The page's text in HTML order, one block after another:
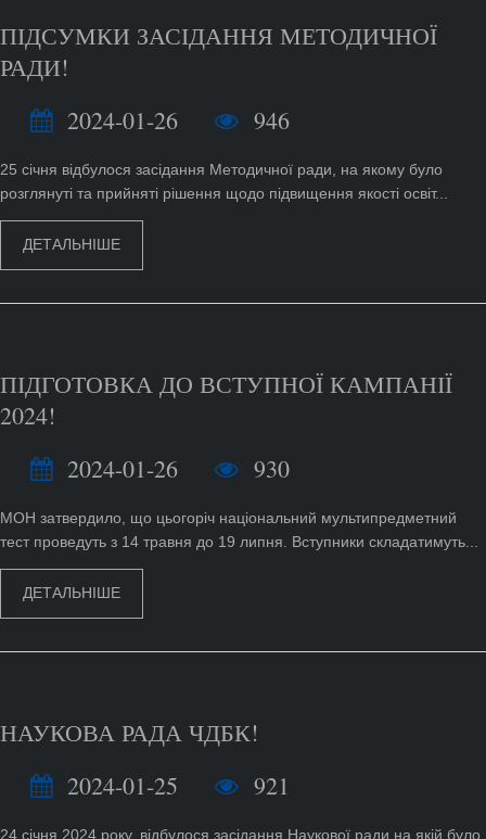
ПІДСУМКИ ЗАСІДАННЯ МЕТОДИЧНОЇ
РАДИ!
2024-01-26
946
25 січня відбулося засідання Методичної ради, на якому було
розглянуті та прийняті рішення щодо підвищення якості освіт...
ДЕТАЛЬНІШЕ
ПІДГОТОВКА ДО ВСТУПНОЇ КАМПАНІЇ
2024!
2024-01-26
930
МОН затвердило, що цьогоріч національний мультипредметний
тест проведуть з 14 травня до 19 липня. Вступники складатимуть...
ДЕТАЛЬНІШЕ
НАУКОВА РАДА ЧДБК!
2024-01-25
921
24 січня 2024 року, відбулося засідання Наукової ради на якій було